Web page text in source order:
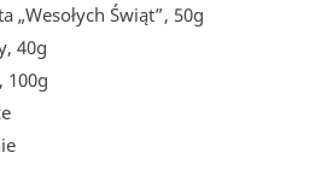
„Wesołych Świąt”, 50g
40g
100g